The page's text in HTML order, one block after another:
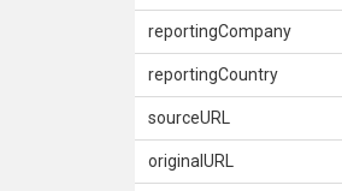
reportingCompany
reportingCountry
sourceURL
originalURL